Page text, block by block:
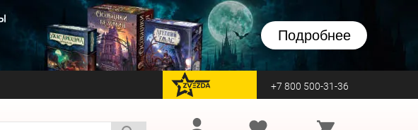
Подробнее
перейти на Zvezda +7 800 500-31-36